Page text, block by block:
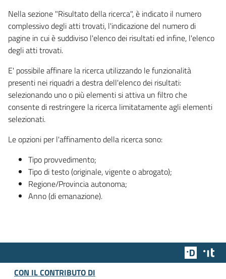
Nella sezione "Risultato della ricerca", è indicato il numero
complessivo degli atti trovati, l'indicazione del numero di
pagine in cui è suddiviso l'elenco dei risultati ed infine, l'elenco
degli atti trovati.
E' possibile affinare la ricerca utilizzando le funzionalità
presenti nei riquadri a destra dell'elenco dei risultati:
selezionando uno o più elementi si attiva un filtro che
consente di restringere la ricerca limitatamente agli elementi
selezionati.
Le opzioni per l'affinamento della ricerca sono:
Tipo provvedimento;
Tipo di testo (originale, vigente o abrogato);
Regione/Provincia autonoma;
Anno (di emanazione).
Team
CON IL CONTRIBUTO DI